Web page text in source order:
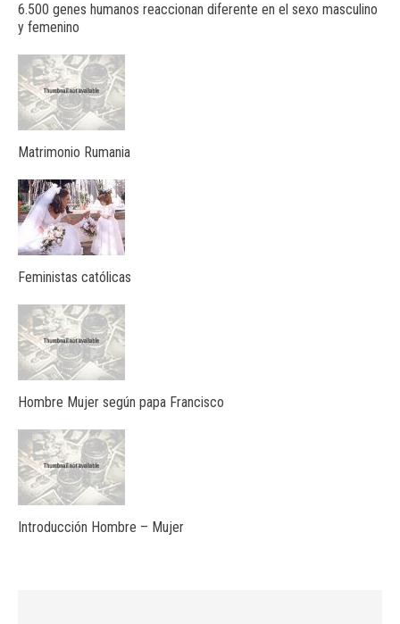
6.500 genes humanos reaccionan diferente en el sexo masculino
y femenino
Matrimonio Rumania
Feministas católicas
Hombre Mujer según papa Francisco
Introducción Hombre – Mujer